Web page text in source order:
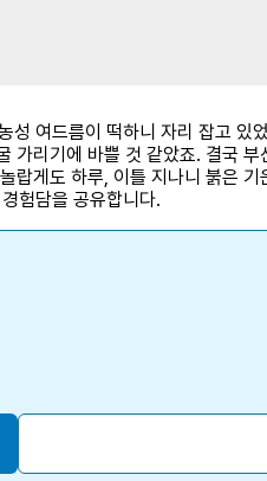
여드름이 떡하니 자리 잡고
리기에 바쁠 것 같았죠. 결국
게도 하루, 이틀 지나니 붉은
험담을 공유합니다.